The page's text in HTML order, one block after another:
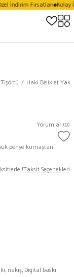
İndirim Fırsatları Kolay
Haki Bisiklet
Yorumlar (0)
penye kumaştan
Taksit Seçenekleri
nakış, Digital baskı